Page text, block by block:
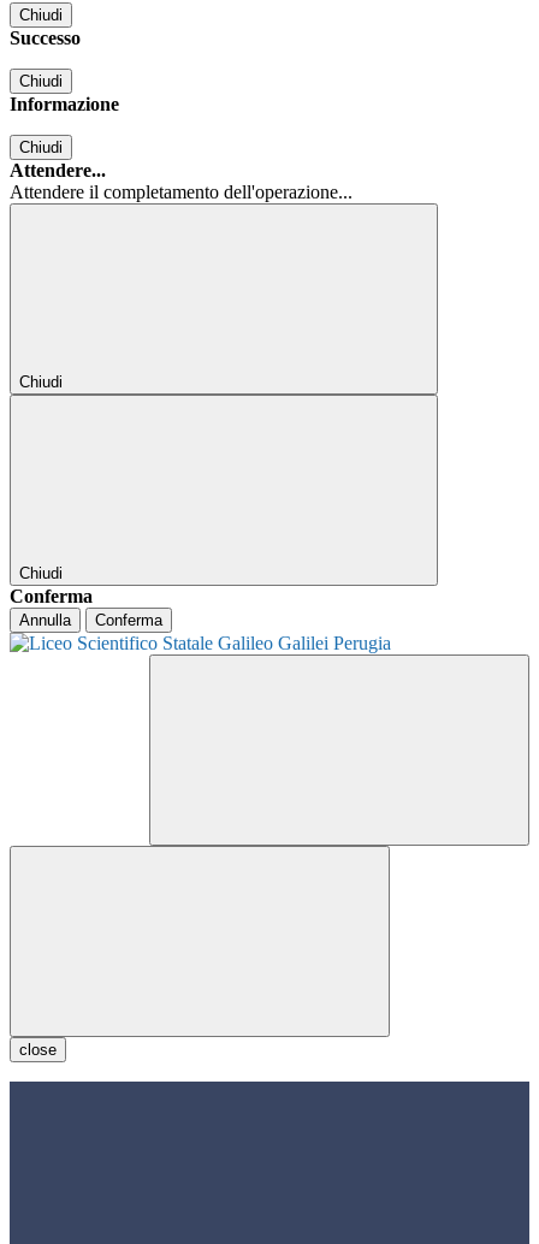
Chiudi
Successo
Chiudi
Informazione
Chiudi
Attendere...
Attendere il completamento dell'operazione...
Chiudi
Chiudi
Conferma
Annulla Conferma
close